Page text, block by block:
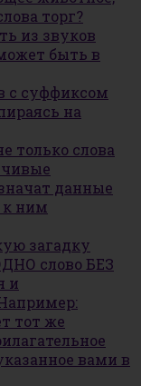
торг?
из звуков
быть в
с суффиксом
на
только слова
данные
к ним
загадку
слово БЕЗ
и
тот же
вами в